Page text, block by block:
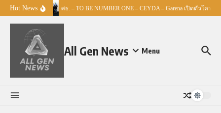
Skip to content
Hot News ศธ. – TO BE NUMBER ONE – CEYDA – Garena เปิดตัวโครง
All Gen News Menu